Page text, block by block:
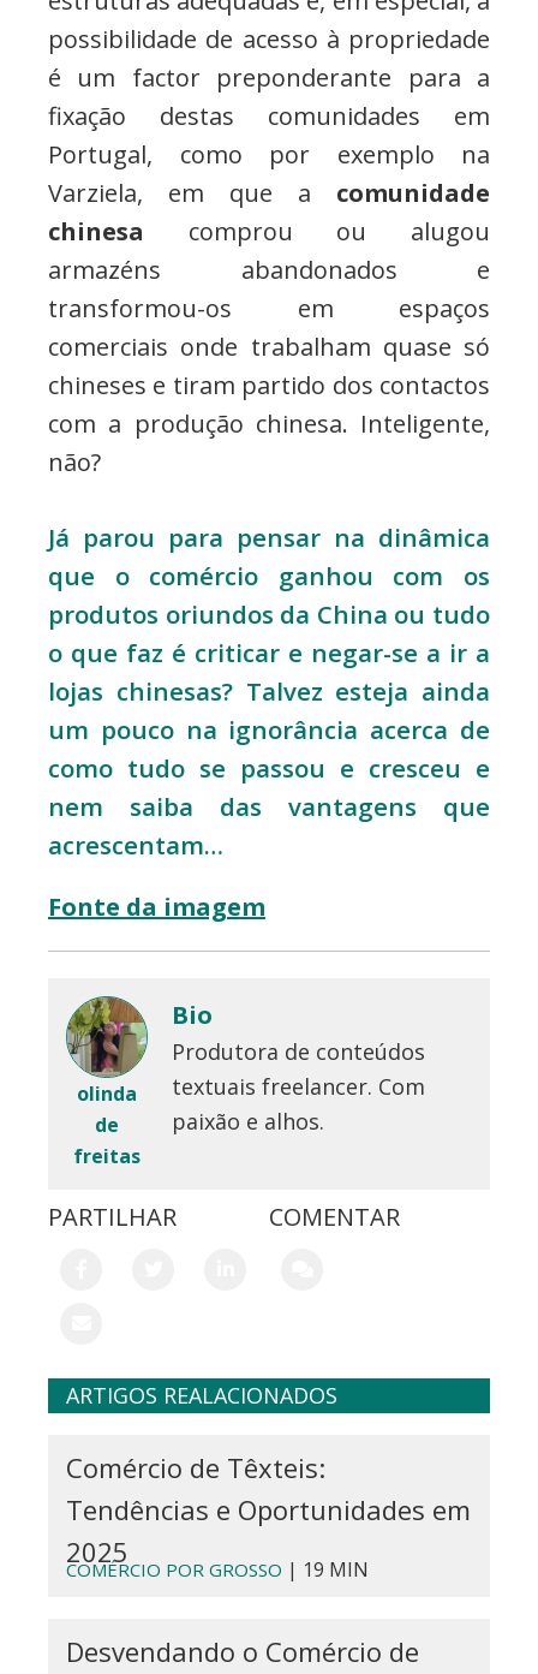
possibilidade de acesso à propriedade
é um factor preponderante para a
fixação destas comunidades em
Portugal, como por exemplo na
Varziela, em que a comunidade
chinesa comprou ou alugou
armazéns abandonados e
transformou-os em espaços
comerciais onde trabalham quase só
chineses e tiram partido dos contactos
com a produção chinesa. Inteligente,
não?
Já parou para pensar na dinâmica
que o comércio ganhou com os
produtos oriundos da China ou tudo
o que faz é criticar e negar-se a ir a
lojas chinesas? Talvez esteja ainda
um pouco na ignorância acerca de
como tudo se passou e cresceu e
nem saiba das vantagens que
acrescentam…
Fonte da imagem
olinda
de
freitas
Bio
Produtora de conteúdos
textuais freelancer. Com
paixão e alhos.
PARTILHAR COMENTAR
ARTIGOS REALACIONADOS
Comércio de Têxteis:
Tendências e Oportunidades em
2025
COMÉRCIO POR GROSSO | 19 MIN
Desvendando o Comércio de